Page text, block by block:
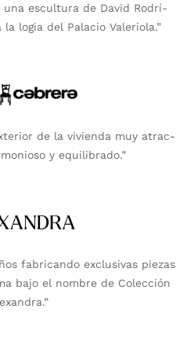
una escul­tu­ra de David Rodrí­
logia del Pala­cio Vale­rio­la.”
de la vivien­da muy atrac­
y equi­li­bra­do.”
fabri­can­do exclu­si­vas pie­zas
bajo el nom­bre de Colec­ción